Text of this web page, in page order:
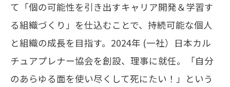
て「個の可能性を引き出すキャリア開発＆学習す
る組織づくり」を仕込むことで、持続可能な個人
と組織の成長を目指す。2024年 (一社）日本カル
チュアプレナー協会を創設、理事に就任。「自分
のあらゆる面を使い尽くして死にたい！」という